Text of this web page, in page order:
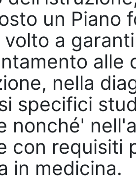
un Piano
a
alle
nella
specifici
nonché'
con requisiti
in medicina.